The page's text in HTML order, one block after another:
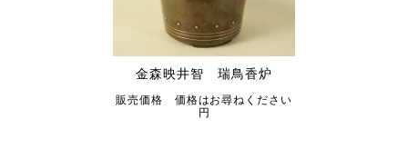
金森映井智 瑞鳥香炉
販売価格 価格はお尋ねください
円